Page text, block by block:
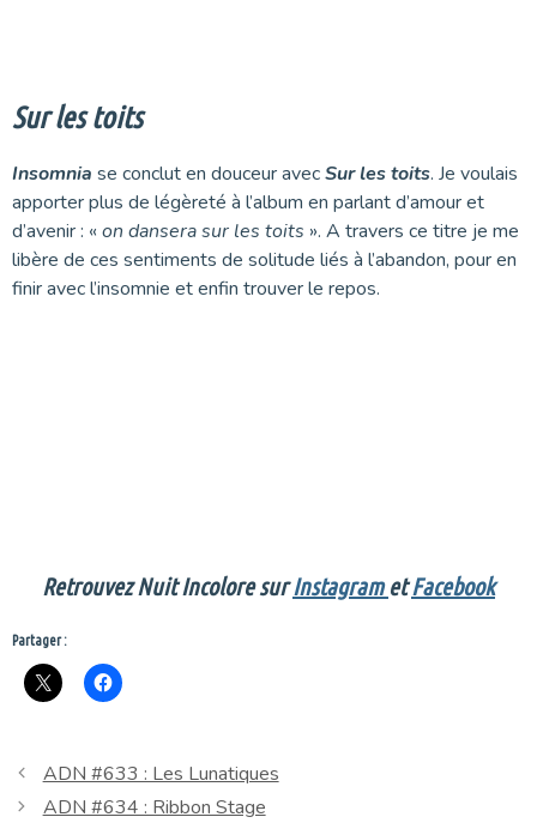
Sur les toits
Insomnia se conclut en douceur avecSur les toits. Je voulais
apporter plus de légèreté à l’album en parlant d’amour et
d’avenir : « on dansera sur les toits ». A travers ce titre je me
libère de ces sentiments de solitude liés à l’abandon, pour en
finir avec l’insomnie et enfin trouver le repos.
Retrouvez Nuit Incolore surInstagrametFacebook
Partager :
ADN #633 : Les Lunatiques
ADN #634 : Ribbon Stage